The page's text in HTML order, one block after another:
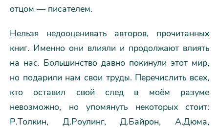
отцом — писателем.
Нельзя недооценивать авторов, прочитанных
книг. Именно они влияли и продолжают влиять
на нас. Большинство давно покинули этот мир,
но подарили нам свои труды. Перечислить всех,
кто оставил свой след в моём разуме
невозможно, но упомянуть некоторых стоит:
Р.Толкин, Д.Роулинг, Д.Байрон, А.Дюма,